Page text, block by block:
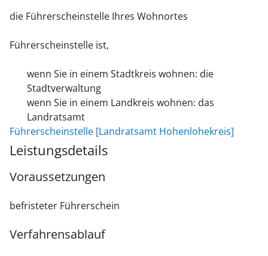
die Führerscheinstelle Ihres Wohnortes
Führerscheinstelle ist,
wenn Sie in einem Stadtkreis wohnen: die
Stadtverwaltung
wenn Sie in einem Landkreis wohnen: das
Landratsamt
Führerscheinstelle [Landratsamt Hohenlohekreis]
Leistungsdetails
Voraussetzungen
befristeter Führerschein
Verfahrensablauf